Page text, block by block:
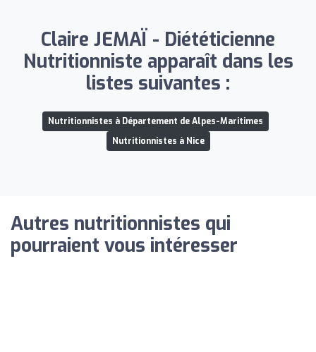
Claire JEMAÏ - Diététicienne
Nutritionniste apparaît dans les
listes suivantes :
Nutritionnistes à Département de Alpes-Maritimes
Nutritionnistes à Nice
Autres nutritionnistes qui
pourraient vous intéresser